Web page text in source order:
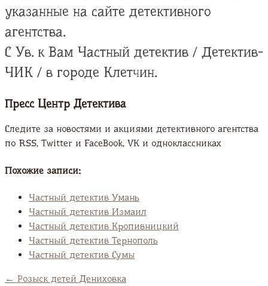
указанные на сайте детективного
агентства.
С Ув. к Вам Частный детектив / Детектив-
ЧИК / в городе Клетчин.
Пресс Центр Детектива
Следите за новостями и акциями детективного агентства
по RSS, Twitter и FaсeBook, VK и одноклассниках
Похожие записи:
Частный детектив Умань
Частный детектив Измаил
Частный детектив Кропивницкий
Частный детектив Тернополь
Частный детектив Сумы
← Розыск детей Дениховка